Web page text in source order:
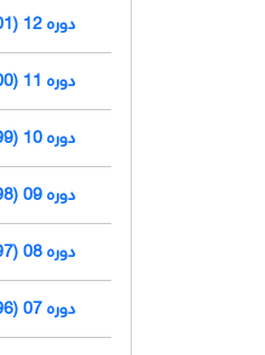
دوره 12 (1401)
دوره 11 (1400)
دوره 10 (1399)
دوره 09 (1398)
دوره 08 (1397)
دوره 07 (1396)